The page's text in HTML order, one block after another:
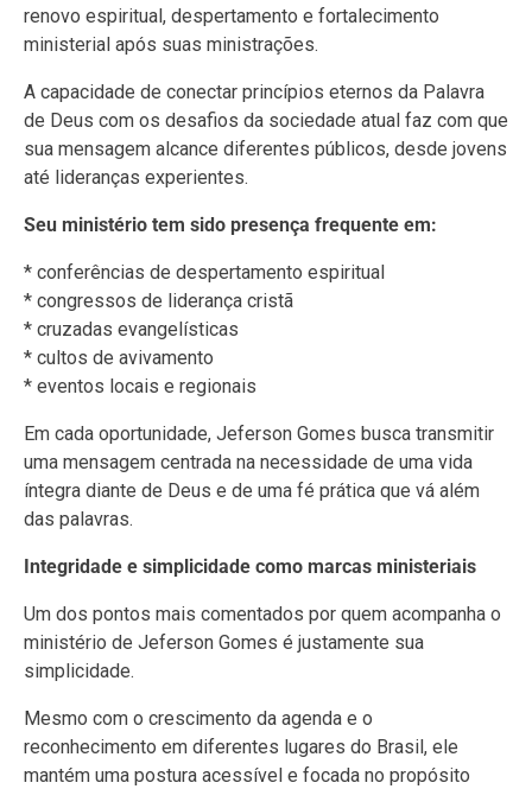
renovo espiritual, despertamento e fortalecimento
ministerial após suas ministrações.
A capacidade de conectar princípios eternos da Palavra
de Deus com os desafios da sociedade atual faz com que
sua mensagem alcance diferentes públicos, desde jovens
até lideranças experientes.
Seu ministério tem sido presença frequente em:
* conferências de despertamento espiritual
* congressos de liderança cristã
* cruzadas evangelísticas
* cultos de avivamento
* eventos locais e regionais
Em cada oportunidade, Jeferson Gomes busca transmitir
uma mensagem centrada na necessidade de uma vida
íntegra diante de Deus e de uma fé prática que vá além
das palavras.
Integridade e simplicidade como marcas ministeriais
Um dos pontos mais comentados por quem acompanha o
ministério de Jeferson Gomes é justamente sua
simplicidade.
Mesmo com o crescimento da agenda e o
reconhecimento em diferentes lugares do Brasil, ele
mantém uma postura acessível e focada no propósito